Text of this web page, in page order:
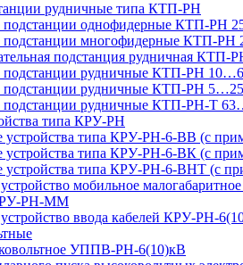
рудничные типа КТП-РН
подстанции однофидерные КТП-РН
подстанции многофидерные КТП-
подстанция рудничная
подстанции рудничные КТП-РН
подстанции рудничные КТП-РН
подстанции рудничные КТП-РН-Т
типа КРУ-РН
устройства типа КРУ-РН-6-ВВ (с
устройства типа КРУ-РН-6-ВК (с
устройства типа КРУ-РН-6-ВНТ (с
устройство мобильное
РН-ММ
устройство ввода кабелей КРУ-РН-
УППВ-РН-6(10)кВ